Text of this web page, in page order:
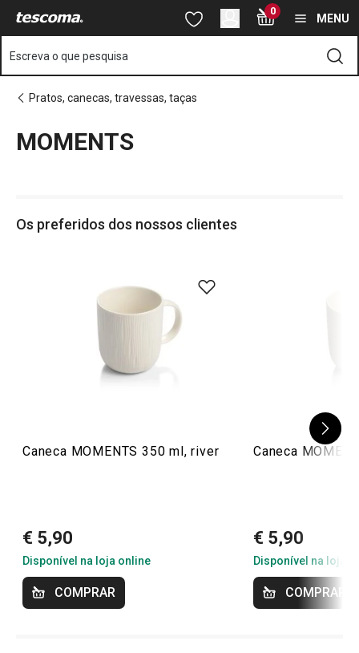
Saltar para o conteúdo principal
Saltar para a pesquisa
Saltar para a navegação 0
MENU
Escreva o que pesquisa
Pratos, canecas, travessas, taças
MOMENTS
Os preferidos dos nossos clientes
Caneca MOMENTS 350 ml, river
€ 5,90
Disponível na loja online
COMPRAR
Caneca
€ 5,90
Disponível na loja
COMPRAR